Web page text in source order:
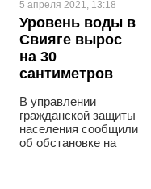
5 апреля 2021, 13:18
Уровень воды в
Свияге вырос
на 30
сантиметров
В управлении
гражданской защиты
населения сообщили
об обстановке на